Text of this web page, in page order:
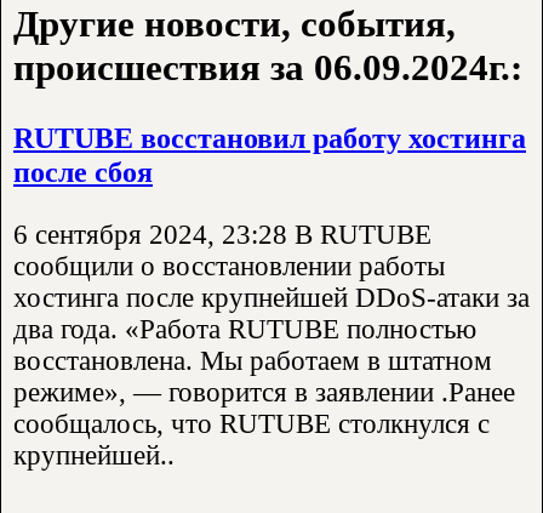
Другие новости, события,
происшествия за 06.09.2024г.:
RUTUBE восстановил работу хостинга
после сбоя
6 сентября 2024, 23:28 В RUTUBE
сообщили о восстановлении работы
хостинга после крупнейшей DDoS-атаки за
два года. «Работа RUTUBE полностью
восстановлена. Мы работаем в штатном
режиме», — говорится в заявлении .Ранее
сообщалось, что RUTUBE столкнулся с
крупнейшей..